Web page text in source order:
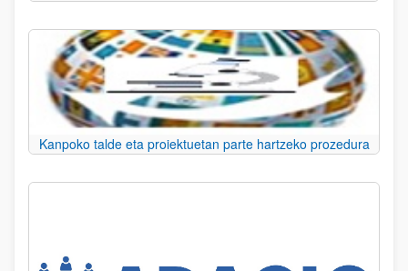
Kanpoko talde eta proiektuetan parte hartzeko prozedura